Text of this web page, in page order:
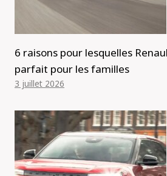
6 raisons pour lesquelles
parfait pour les familles
3 juillet 2026